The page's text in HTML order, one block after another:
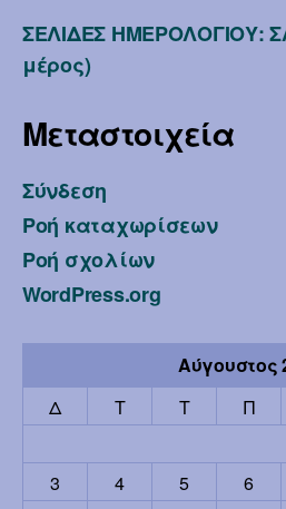
ΣΕΛΙΔΕΣ ΗΜΕΡΟΛΟΓΙΟΥ:
μέρος)
Μεταστοιχεία
Σύνδεση
Ροή καταχωρίσεων
Ροή σχολίων
WordPress.org
Αύγουστος
Δ
Τ Τ Π
3
4 5 6